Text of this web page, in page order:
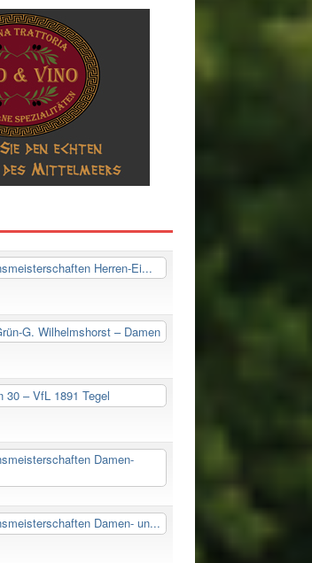
Herren-Ei...
G. Wilhelmshorst – Damen
30 – VfL 1891 Tegel
Damen-
Damen- un...